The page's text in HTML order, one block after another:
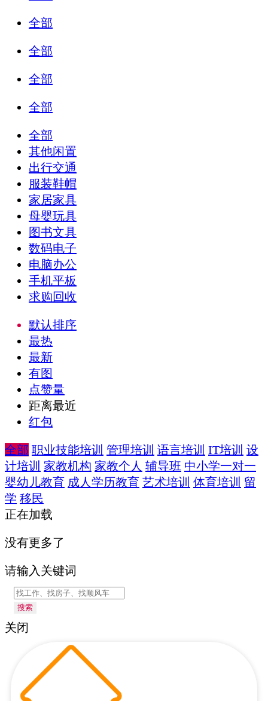
全部
全部
全部
全部
全部
其他闲置
出行交通
服装鞋帽
家居家具
母婴玩具
图书文具
数码电子
电脑办公
手机平板
求购回收
默认排序
最热
最新
有图
点赞量
距离最近
红包
全部 职业技能培训 管理培训 语言培训 IT培训 设
计培训 家教机构 家教个人 辅导班 中小学一对一
婴幼儿教育 成人学历教育 艺术培训 体育培训 留
学 移民
正在加载
没有更多了
请输入关键词
搜索
关闭